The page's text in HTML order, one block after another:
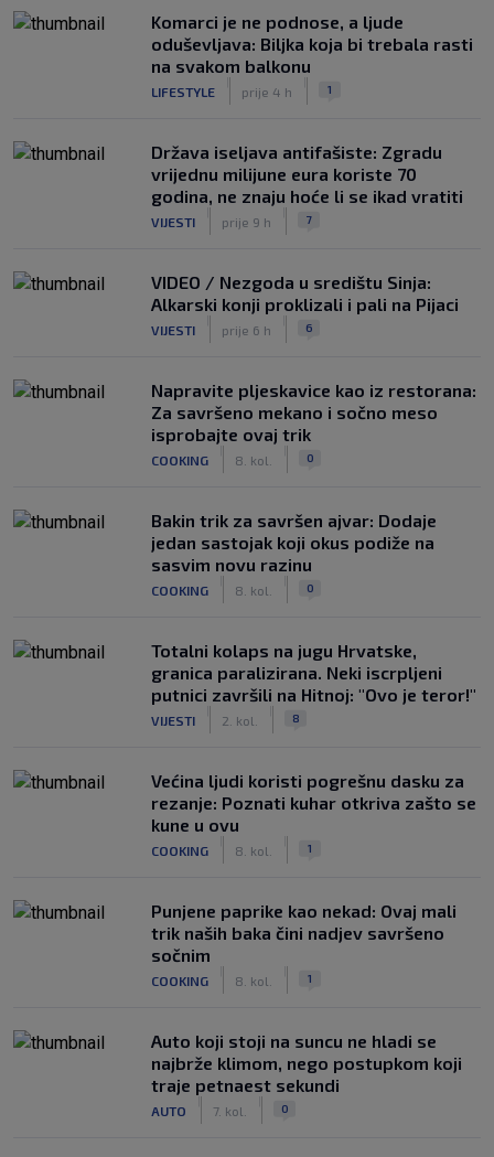
Komarci je ne podnose, a ljude
oduševljava: Biljka koja bi trebala rasti
na svakom balkonu
LIFESTYLE prije 4 h 1
Država iseljava antifašiste: Zgradu
vrijednu milijune eura koriste 70
godina, ne znaju hoće li se ikad vratiti
VIJESTI prije 9 h 7
VIDEO / Nezgoda u središtu Sinja:
Alkarski konji proklizali i pali na Pijaci
VIJESTI prije 6 h 6
Napravite pljeskavice kao iz restorana:
Za savršeno mekano i sočno meso
isprobajte ovaj trik
COOKING 8. kol. 0
Bakin trik za savršen ajvar: Dodaje
jedan sastojak koji okus podiže na
sasvim novu razinu
COOKING 8. kol. 0
Totalni kolaps na jugu Hrvatske,
granica paralizirana. Neki iscrpljeni
putnici završili na Hitnoj: "Ovo je teror!"
VIJESTI 2. kol. 8
Većina ljudi koristi pogrešnu dasku za
rezanje: Poznati kuhar otkriva zašto se
kune u ovu
COOKING 8. kol. 1
Punjene paprike kao nekad: Ovaj mali
trik naših baka čini nadjev savršeno
sočnim
COOKING 8. kol. 1
Auto koji stoji na suncu ne hladi se
najbrže klimom, nego postupkom koji
traje petnaest sekundi
AUTO 7. kol. 0